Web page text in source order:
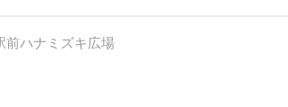
前ハナミズキ広場